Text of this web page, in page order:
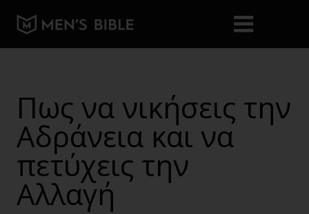
Πως να νικήσεις την
Αδράνεια και να
πετύχεις την
Αλλαγή